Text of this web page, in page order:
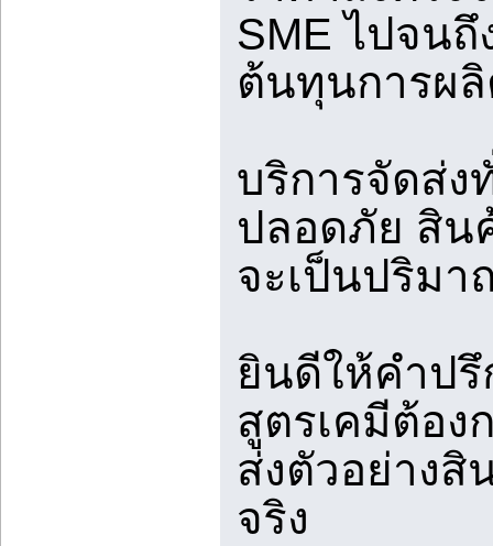
SME ไปจน
ต้นทุนการผ
บริการจัดส่ง
ปลอดภัย สิน
จะเป็นปริม
ยินดีให้คำปรึ
สูตรเคมีต้อง
ส่งตัวอย่างสิ
จริง